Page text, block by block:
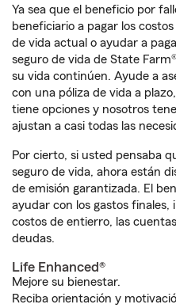
Ya sea que el beneficio por
beneficiario a pagar los
de vida actual o ayudar a
seguro de vida de State
su vida continúen. Ayude a
con una póliza de vida a
tiene opciones y nosotros
ajustan a casi todas las
Por cierto, si usted pensaba
seguro de vida, ahora están
de emisión garantizada. El
ayudar con los gastos finales,
costos de entierro, las
deudas.
Life Enhanced®
Mejore su bienestar.
Reciba orientación y